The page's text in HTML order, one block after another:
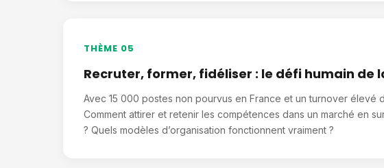
THÈME 05
Recruter, former, fidéliser : le défi humain de
Avec 15 000 postes non pourvus en France et un turnover élevé
Comment attirer et retenir les compétences dans un marché en
? Quels modèles d’organisation fonctionnent vraiment ?